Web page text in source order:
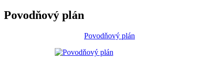
Povodňový plán
Povodňový plán